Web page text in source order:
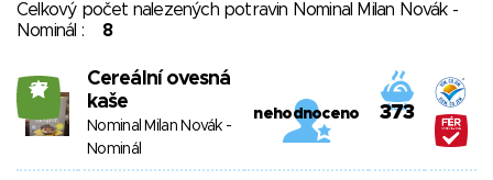
Celkový počet nalezených potravin Nominal Milan Novák -
Nominál : 8
27
Cereální ovesná
kaše
Nominal Milan Novák -
Nominál
nehodnoceno 373